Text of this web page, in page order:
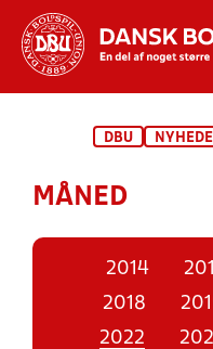
STILLINGER,
DBU
MÅNED
2014
2018
2022